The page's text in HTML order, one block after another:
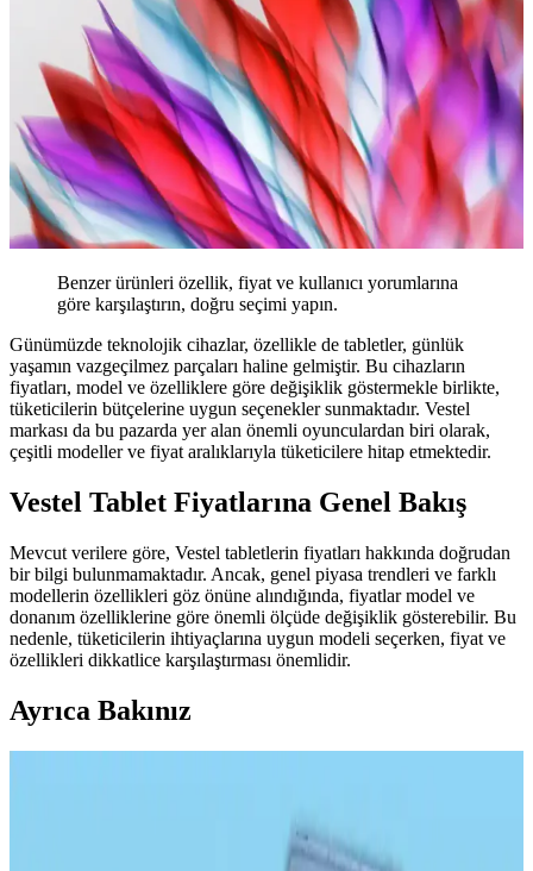
Benzer ürünleri özellik, fiyat ve kullanıcı yorumlarına
göre karşılaştırın, doğru seçimi yapın.
Günümüzde teknolojik cihazlar, özellikle de tabletler, günlük
yaşamın vazgeçilmez parçaları haline gelmiştir. Bu cihazların
fiyatları, model ve özelliklere göre değişiklik göstermekle birlikte,
tüketicilerin bütçelerine uygun seçenekler sunmaktadır. Vestel
markası da bu pazarda yer alan önemli oyunculardan biri olarak,
çeşitli modeller ve fiyat aralıklarıyla tüketicilere hitap etmektedir.
Vestel Tablet Fiyatlarına Genel Bakış
Mevcut verilere göre, Vestel tabletlerin fiyatları hakkında doğrudan
bir bilgi bulunmamaktadır. Ancak, genel piyasa trendleri ve farklı
modellerin özellikleri göz önüne alındığında, fiyatlar model ve
donanım özelliklerine göre önemli ölçüde değişiklik gösterebilir. Bu
nedenle, tüketicilerin ihtiyaçlarına uygun modeli seçerken, fiyat ve
özellikleri dikkatlice karşılaştırması önemlidir.
Ayrıca Bakınız